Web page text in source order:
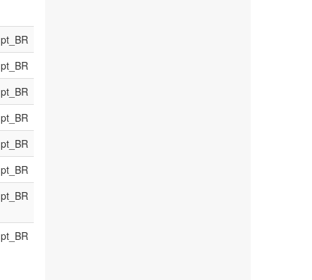
pt_BR
pt_BR
pt_BR
pt_BR
pt_BR
pt_BR
pt_BR
pt_BR